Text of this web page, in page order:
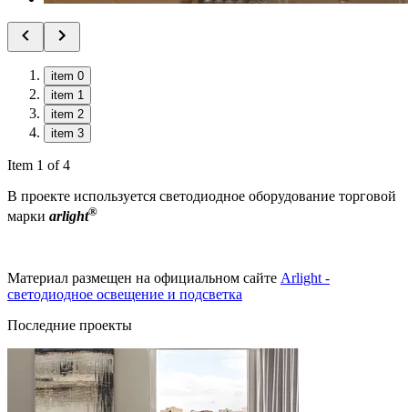
item 0
item 1
item 2
item 3
Item 1 of 4
В проекте используется светодиодное оборудование торговой
марки arlight®
Материал размещен на официальном сайте Arlight -
светодиодное освещение и подсветка
Последние проекты